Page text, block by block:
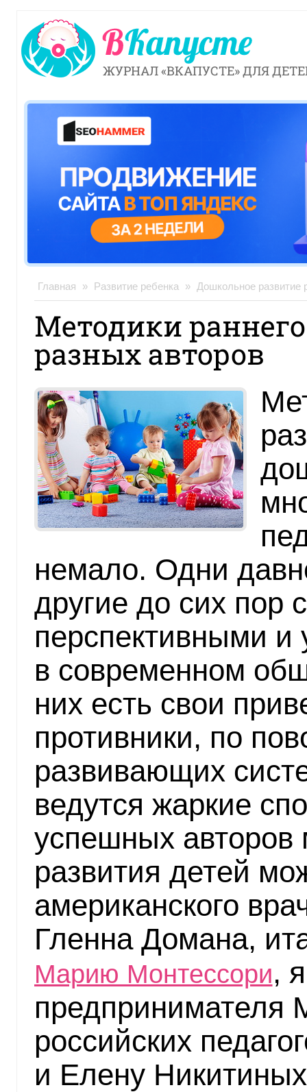
ЖУРНАЛ «ВКАПУСТЕ» ДЛЯ
Главная » Развитие ребенка » Дошкольное развитие
Методики
разных авторов
немало. Одни
другие до сих пор
перспективными
в современном
них есть свои
противники, по
развивающих
ведутся жаркие
успешных авторов
развития детей
американского
Гленна Домана,
Марию Монтессори,
предпринимателя
российских
и Елену